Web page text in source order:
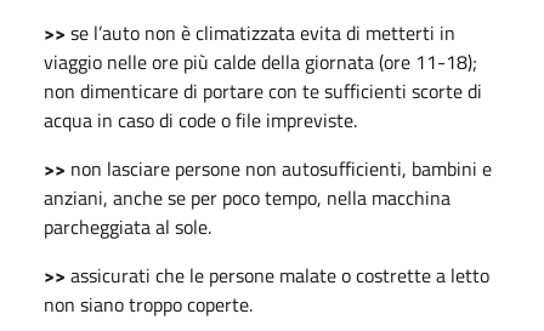
>> se l’auto non è climatizzata evita di metterti in
viaggio nelle ore più calde della giornata (ore 11-18);
non dimenticare di portare con te sufficienti scorte di
acqua in caso di code o file impreviste.
>> non lasciare persone non autosufficienti, bambini e
anziani, anche se per poco tempo, nella macchina
parcheggiata al sole.
>> assicurati che le persone malate o costrette a letto
non siano troppo coperte.